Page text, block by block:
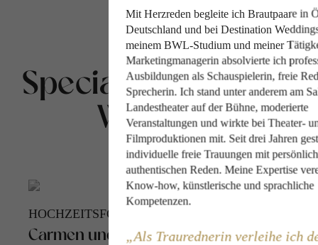
Special: Elopement
Wedding
HOCHZEITSFOTOGRAFEN
Carmen und Ingo Leitner
Mit Herzreden begleite ich Brautpaare in
Deutschland und bei Destination
meinem BWL-Studium und meiner
Marketingmanagerin absolvierte ich
Ausbildungen als Schauspielerin, freie
Sprecherin. Ich stand unter anderem am
Landestheater auf der Bühne, moderierte
Veranstaltungen und wirkte bei Theater-
Filmproduktionen mit. Seit drei Jahren
individuelle freie Trauungen mit
authentischen Reden. Meine Expertise
Know-how, künstlerische und sprachliche
Kompetenzen.
Als Traurednerin verleihe ich